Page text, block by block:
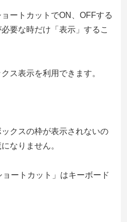
ートカットでON、OFFする
要な時だけ「表示」するこ
ス表示を利用できます。
クスの枠が表示されないの
なりません。
ートカット」はキーボード